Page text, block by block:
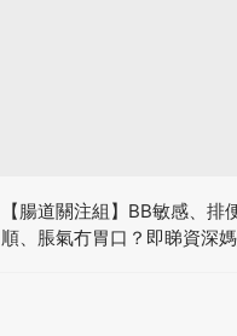
【腸道關注組】BB敏感、排
順、脹氣冇胃口？即睇資深